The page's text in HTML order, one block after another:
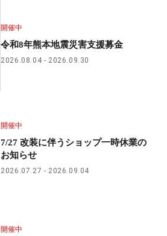
開催中
令和8年熊本地震災害支援募金
2026.08.04 2026.09.30
開催中
7/27 改装に伴うショップ一時休業の
お知らせ
2026.07.27 2026.09.04
開催中